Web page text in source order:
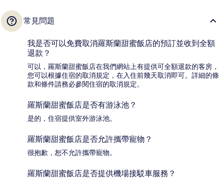
常見問題
我是否可以免費取消羅斯蘭甜蜜飯店的預訂並收到全額
退款？
可以，羅斯蘭甜蜜飯店在我們網站上有提供可全額退款的客房，
您可以根據住宿的取消規定，在入住前幾天取消即可。詳細的條
款和條件請務必參閱住宿的取消規定。
羅斯蘭甜蜜飯店是否有游泳池？
是的，住宿提供室外游泳池。
羅斯蘭甜蜜飯店是否允許攜帶寵物？
很抱歉，恕不允許攜帶寵物。
羅斯蘭甜蜜飯店是否提供機場接駁車服務？